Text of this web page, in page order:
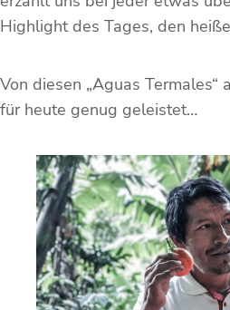
Highlight des Tages, den
Von diesen „Aguas
für heute genug geleistet…